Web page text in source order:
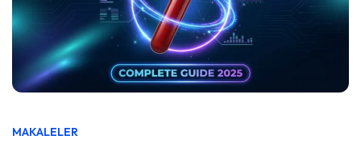
MAKALELER